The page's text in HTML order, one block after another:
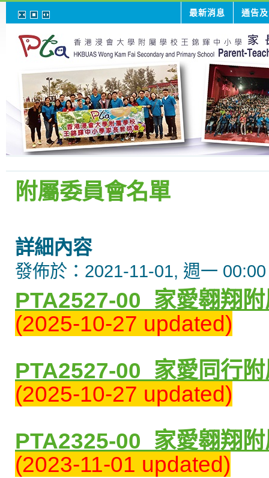
最新消息 通告
附屬委員會名單
詳細內容
發佈於：2021-11-01, 週一 00:00
PTA2527-00_ 家愛翱翔
(2025-10-27 updated)
PTA2527-00_ 家愛同行
(2025-10-27 updated)
PTA2325-00_ 家愛翱翔
(2023-11-01 updated)